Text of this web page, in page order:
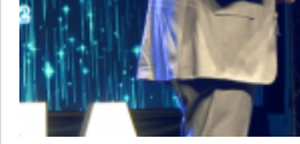
DISTRIBUTION
CHIMIE